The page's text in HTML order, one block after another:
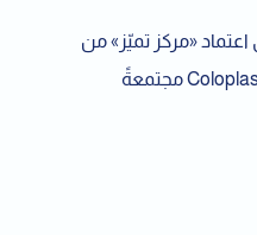
«مركز تميّز» من